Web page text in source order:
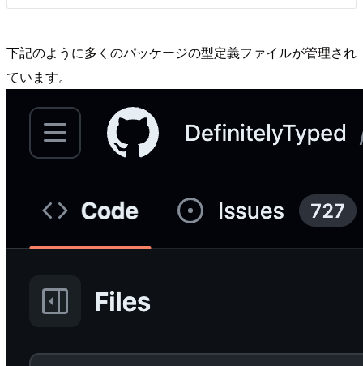
下記のように多くのパッケージの型定義ファイルが管理され
ています。